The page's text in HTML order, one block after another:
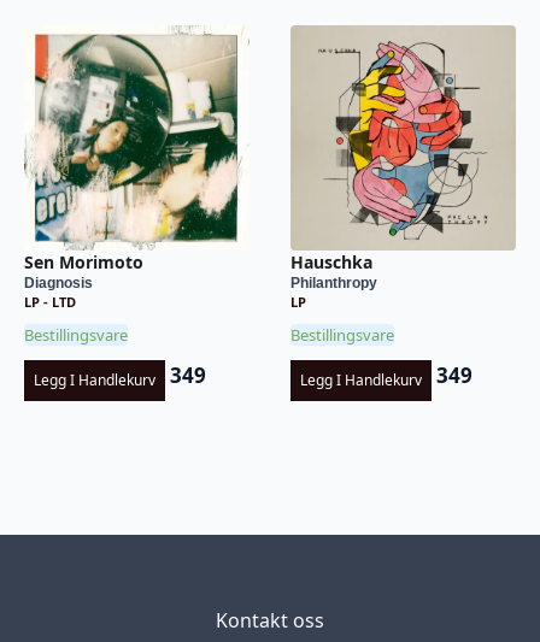
Sen Morimoto
Diagnosis
LP - LTD
Bestillingsvare
Legg I Handlekurv 349
Hauschka
Philanthropy
LP
Bestillingsvare
Legg I Handlekurv 349
Kontakt oss